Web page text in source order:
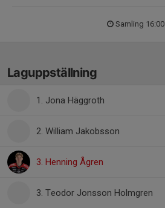
Samling 16:00
Laguppställning
1. Jona Häggroth
2. William Jakobsson
3. Henning Ågren
3. Teodor Jonsson Holmgren